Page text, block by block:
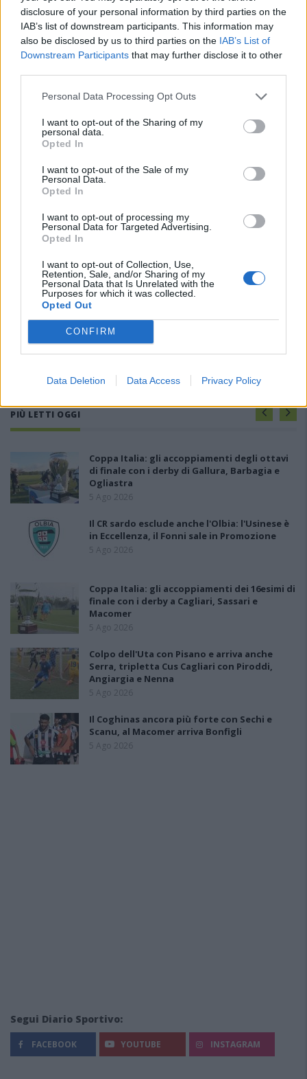
disclosure of your personal information by third parties on the
IAB’s list of downstream participants. This information may
also be disclosed by us to third parties on the IAB’s List of
Downstream Participants that may further disclose it to other
Personal Data Processing Opt Outs
I want to opt-out of the Sharing of my
personal data.
Opted In
I want to opt-out of the Sale of my
Personal Data.
Opted In
I want to opt-out of processing my
Personal Data for Targeted Advertising.
Opted In
I want to opt-out of Collection, Use,
Retention, Sale, and/or Sharing of my
Personal Data that Is Unrelated with the
Purposes for which it was collected.
Opted Out
CONFIRM
Data Deletion Data Access Privacy Policy
PIÙ LETTI OGGI
Coppa Italia: gli accoppiamenti degli ottavi
di finale con i derby di Gallura, Barbagia e
Ogliastra
5 Ago 2026
Il CR sardo esclude anche l'Olbia: l'Usinese è
in Eccellenza, il Fonni sale in Promozione
5 Ago 2026
Coppa Italia: gli accoppiamenti dei 16esimi di
finale con i derby a Cagliari, Sassari e
Macomer
5 Ago 2026
Colpo dell'Uta con Pisano e arriva anche
Serra, tripletta Cus Cagliari con Piroddi,
Angiargia e Nenna
5 Ago 2026
Il Coghinas ancora più forte con Sechi e
Scanu, al Macomer arriva Bonfigli
5 Ago 2026
Segui Diario Sportivo:
FACEBOOK YOUTUBE INSTAGRAM